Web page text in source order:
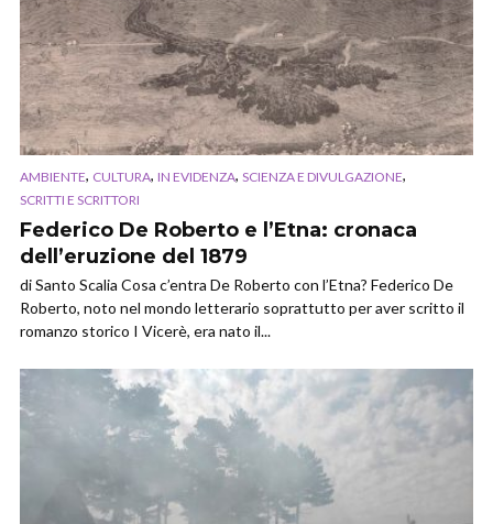
AMBIENTE, CULTURA, IN EVIDENZA, SCIENZA E DIVULGAZIONE,
SCRITTI E SCRITTORI
Federico De Roberto e l’Etna: cronaca
dell’eruzione del 1879
di Santo Scalia Cosa c’entra De Roberto con l’Etna? Federico De
Roberto, noto nel mondo letterario soprattutto per aver scritto il
romanzo storico I Vicerè, era nato il...